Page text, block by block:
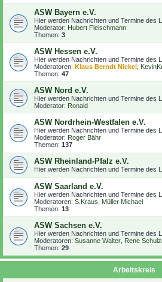
ASW Bayern e.V.
Hier werden Nachrichten und Termine des
Moderator: Hubert Fleischmann
Themen: 3
ASW Hessen e.V.
Hier werden Nachrichten und Termine des
Moderatoren: Klaus Berndt Nickel
Themen: 47
ASW Nord e.V.
Hier werden Nachrichten und Termine des
Moderator: Ronald
ASW Nordrhein-Westfalen e.V.
Hier werden Nachrichten und Termine des
Moderator: Roger Bähr
Themen: 137
ASW Rheinland-Pfalz e.V.
Hier werden Nachrichten und Termine des
ASW Saarland e.V.
Hier werden Nachrichten und Termine des
Moderatoren: S.Kraus
Müller Michael
Themen: 13
ASW Sachsen e.V.
Hier werden Nachrichten und Termine des
Moderatoren: Susanne Walter Rene
Themen: 29
Arbeitskreis